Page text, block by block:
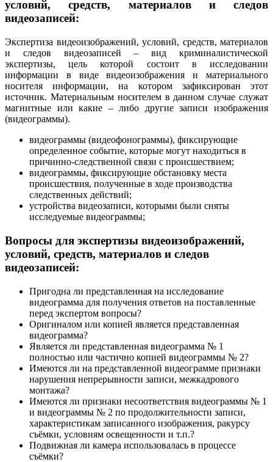
условий, средств, материалов и следов
видеозаписей:
Экспертиза видеоизображений, условий, средств, материалов
и следов видеозаписей – вид криминалистической
экспертизы, цель которой состоит в исследовании
информации в виде видеоизображения и материального
носителя информации, на котором зафиксирован этот
источник. Материальным носителем в данном случае служат
магнитные или какие – либо другие записи изображения
(видеограммы).
видеограммы (видеофонограммы), фиксирующие
определенное событие, которые могут находиться в
причинно-следственной связи с происшествием;
видеограммы, фиксирующие обстановку места
происшествия, полученные в ходе производства
следственных действий;
устройства видеозаписи, которыми были сняты
исследуемые видеограммы;
Вопросы для экспертизы видеоизображений,
условий, средств, материалов и следов
видеозаписей:
Пригодна ли представленная на исследование
видеограмма для получения ответов на поставленные
перед экспертом вопросы?
Оригиналом или копией является представленная
видеограмма?
Является ли представленная видеограмма № 1
полностью или частично копией видеограммы № 2?
Имеются ли на представленной видеограмме признаки
нарушения непрерывности записи, межкадрового
монтажа?
Имеются ли признаки несоответствия видеограммы № 1
и видеограммы № 2 по продолжительности записи,
характеристикам записанного изображения, ракурсу
съёмки, условиям освещенности и т.п.?
Подвижная ли камера использовалась в процессе
съёмки?